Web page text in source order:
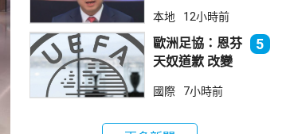
本地 12小時前
歐洲足協：恩芬
天奴道歉 改變
立場
5
國際 7小時前